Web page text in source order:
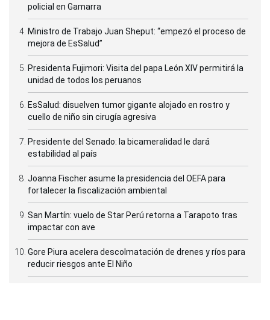
policial en Gamarra
Ministro de Trabajo Juan Sheput: “empezó el proceso de
mejora de EsSalud”
Presidenta Fujimori: Visita del papa León XIV permitirá la
unidad de todos los peruanos
EsSalud: disuelven tumor gigante alojado en rostro y
cuello de niño sin cirugía agresiva
Presidente del Senado: la bicameralidad le dará
estabilidad al país
Joanna Fischer asume la presidencia del OEFA para
fortalecer la fiscalización ambiental
San Martín: vuelo de Star Perú retorna a Tarapoto tras
impactar con ave
Gore Piura acelera descolmatación de drenes y ríos para
reducir riesgos ante El Niño